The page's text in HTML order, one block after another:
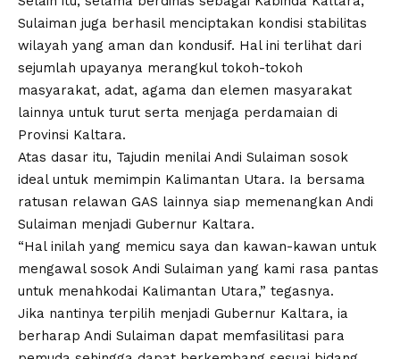
Sulaiman juga berhasil menciptakan kondisi stabilitas
wilayah yang aman dan kondusif. Hal ini terlihat dari
sejumlah upayanya merangkul tokoh-tokoh
masyarakat, adat, agama dan elemen masyarakat
lainnya untuk turut serta menjaga perdamaian di
Provinsi Kaltara.
Atas dasar itu, Tajudin menilai Andi Sulaiman sosok
ideal untuk memimpin Kalimantan Utara. Ia bersama
ratusan relawan GAS lainnya siap memenangkan Andi
Sulaiman menjadi Gubernur Kaltara.
“Hal inilah yang memicu saya dan kawan-kawan untuk
mengawal sosok Andi Sulaiman yang kami rasa pantas
untuk menahkodai Kalimantan Utara,” tegasnya.
Jika nantinya terpilih menjadi Gubernur Kaltara, ia
berharap Andi Sulaiman dapat memfasilitasi para